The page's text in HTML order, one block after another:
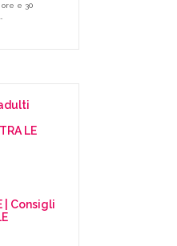
e 30
LE
| Consigli